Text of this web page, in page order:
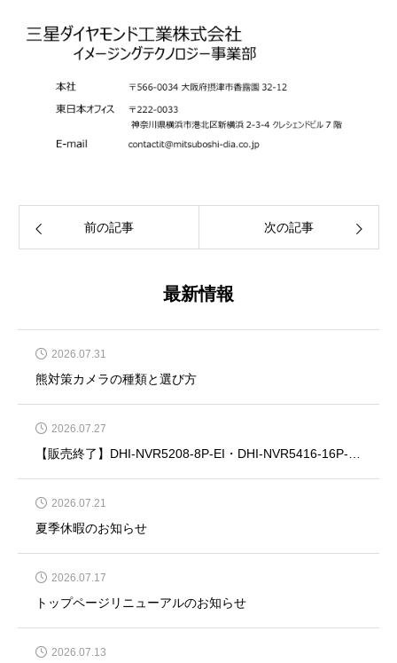
前の記事 次の記事
最新情報
2026.07.31
熊対策カメラの種類と選び方
2026.07.27
2026.07.21
夏季休暇のお知らせ
2026.07.17
トップページリニューアルのお知らせ
2026.07.13